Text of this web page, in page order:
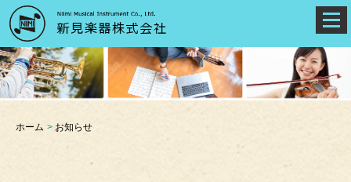
ホーム お知らせ